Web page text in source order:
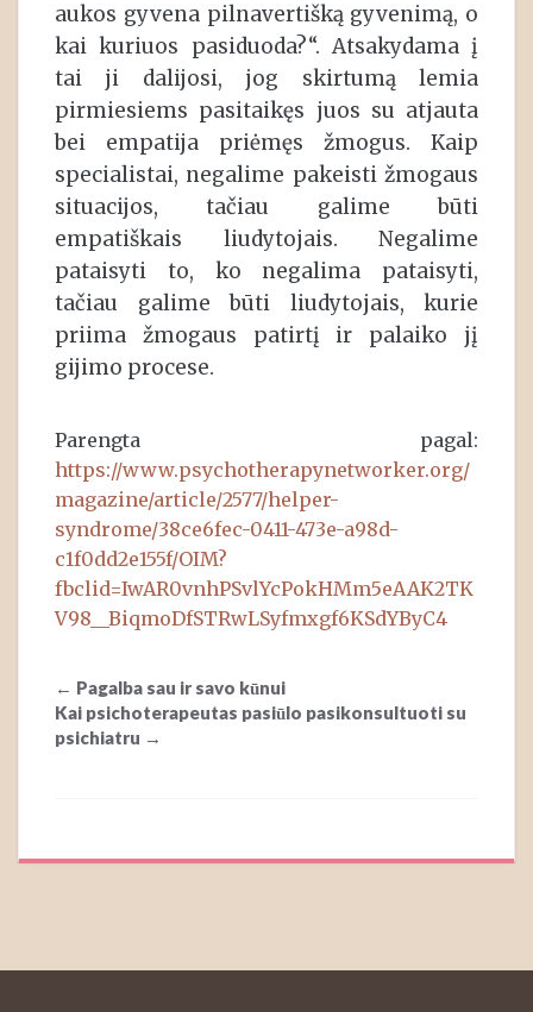
aukos gyvena pilnavertišką gyvenimą, o
kai kuriuos pasiduoda?“. Atsakydama į
tai ji dalijosi, jog skirtumą lemia
pirmiesiems pasitaikęs juos su atjauta
bei empatija priėmęs žmogus. Kaip
specialistai, negalime pakeisti žmogaus
situacijos, tačiau galime būti
empatiškais liudytojais. Negalime
pataisyti to, ko negalima pataisyti,
tačiau galime būti liudytojais, kurie
priima žmogaus patirtį ir palaiko jį
gijimo procese.
Parengta pagal:
https://www.psychotherapynetworker.org/
magazine/article/2577/helper-
syndrome/38ce6fec-0411-473e-a98d-
c1f0dd2e155f/OIM?
fbclid=IwAR0vnhPSvlYcPokHMm5eAAK2TK
V98__BiqmoDfSTRwLSyfmxgf6KSdYByC4
Post
navigation
← Pagalba sau ir savo kūnui
Kai psichoterapeutas pasiūlo pasikonsultuoti su
psichiatru →